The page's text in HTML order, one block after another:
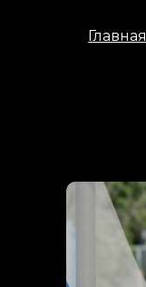
Главная